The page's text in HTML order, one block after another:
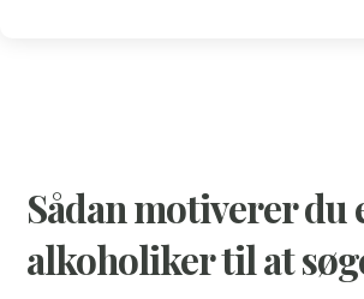
Sådan motiverer du
alkoholiker til at